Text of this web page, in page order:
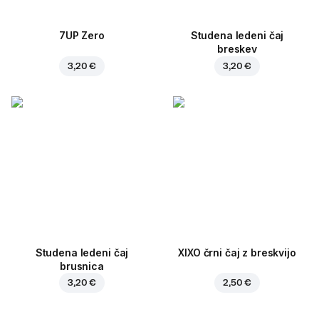
7UP Zero
3,20 €
Studena ledeni čaj
breskev
3,20 €
Studena ledeni čaj
brusnica
3,20 €
XIXO črni čaj z breskvijo
2,50 €